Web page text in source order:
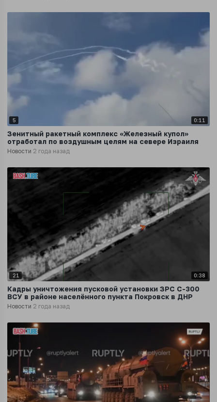
5 0:11
Зенитный ракетный комплекс «Железный купол»
отработал по воздушным целям на севере Израиля
Новости 2 года назад
21 0:38
Кадры уничтожения пусковой установки ЗРС С-300
ВСУ в районе населённого пункта Покровск в ДНР
Новости 2 года назад